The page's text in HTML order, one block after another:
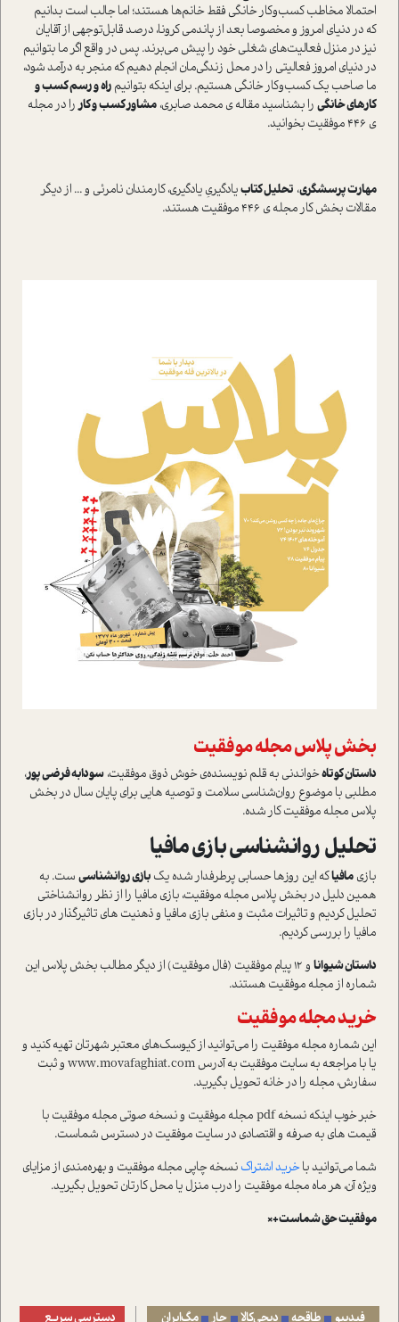
احتمالا مخاطب کسب‌و‌کار خانگی فقط خانم‌ها هستند؛ اما جالب است بدانیم
که در دنیای امروز و مخصوصا بعد از پاندمی کرونا، درصد قابل‌توجهی از آقایان
نیز در منزل فعالیت‌های شغلی خود را پیش می‌برند. پس در واقع اگر ما بتوانیم
در دنیای امروز فعالیتی را در محل زندگی‌مان انجام دهیم که منجر به درآمد شود،
ما صاحب یک کسب‌وکار خانگی هستیم. برای اینکه بتوانیم راه و رسم کسب و
کارهای خانگی را بشناسید مقاله ی محمد صابری، مشاور کسب و کاررا در مجله
ی 446 موفقیت بخوانید.
مهارت پرسشگری، تحلیل کتابیادگیریِ یادگیری، کارمندان نامرئی و ... از دیگر
مقالات بخش کار مجله ی 446 موفقیت هستند.
بخش پلاس مجله موفقیت
داستان کوتاهخواندنی به قلم نویسنده‌ی خوش ذوق موفقیت، سودابه فرضی پور،
مطلبی با موضوع روان‌شناسی سلامت و توصیه هایی برای پایان سال در بخش
پلاس مجله موفقیت کار شده.
تحلیل روانشناسی بازی مافیا
بازی مافیاکه این روزها حسابی پرطرفدار شده یک بازی روانشناسی ست. به
همین دلیل در بخش پلاس مجله موفقیت، بازی مافیا را از نظر روانشناختی
تحلیل کردیم و تاثیرات مثبت و منفی بازی مافیا و ذهنیت های تاثیرگذار در بازی
مافیا را بررسی کردیم.
داستان شیوانا
و 12 پیام موفقیت (فال موفقیت) از دیگر مطالب بخش پلاس این
شماره از مجله موفقیت هستند.
خرید مجله موفقیت
این شماره مجله موفقیت را می‌توانید از کیوسک‌های معتبر شهرتان تهیه کنید و
یا با مراجعه به سایت موفقیت به آدرس www.movafaghiat.com و ثبت
سفارش، مجله را در خانه تحویل بگیرید.
خبر خوب اینکه نسخه pdf مجله موفقیت و نسخه صوتی مجله موفقیت با
قیمت های به صرفه و اقتصادی در سایت موفقیت در دسترس شماست.
شما می‌توانید باخريد اشتراک نسخه چاپی مجله موفقیت و بهره‌مندی از مزایای
ویژه آن، هر ماه مجله موفقیت را درب منزل یا محل کارتان تحویل بگیرید.
موفقیت حق شماست+×